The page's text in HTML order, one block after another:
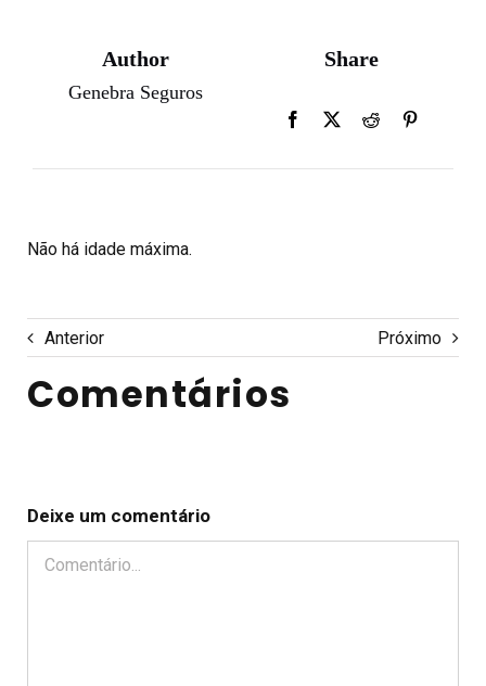
Author
Genebra Seguros
Share
Não há idade máxima.
Anterior Próximo
Comentários
Deixe um comentário
Comentário